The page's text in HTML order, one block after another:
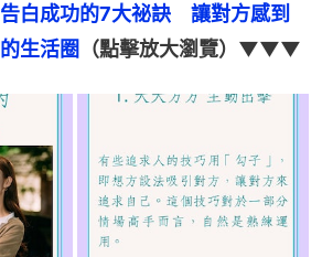
白成功的7大祕訣　讓對方感到
生活圈 （點擊放大瀏覽）▼▼▼